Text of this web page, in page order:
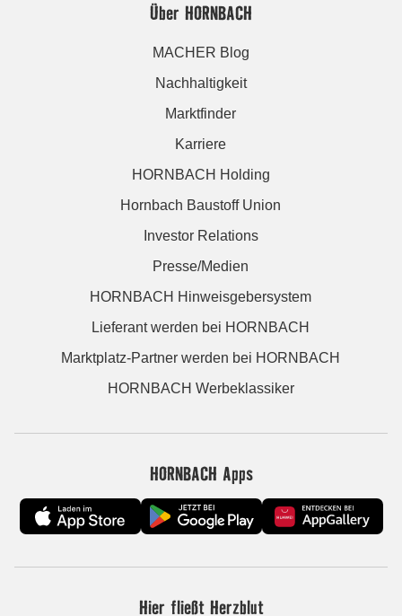
Über HORNBACH
MACHER Blog
Nachhaltigkeit
Marktfinder
Karriere
HORNBACH Holding
Hornbach Baustoff Union
Investor Relations
Presse/Medien
HORNBACH Hinweisgebersystem
Lieferant werden bei HORNBACH
Marktplatz-Partner werden bei HORNBACH
HORNBACH Werbeklassiker
HORNBACH Apps
Hier fließt Herzblut